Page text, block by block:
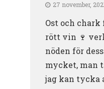
27 november,
Ost och
rött vin 🍷
nöden för
mycket, man
jag kan tycka